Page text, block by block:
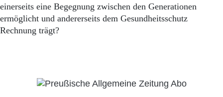
einerseits eine Begegnung zwischen den Generationen
ermöglicht und andererseits dem Gesundheitsschutz
Rechnung trägt?